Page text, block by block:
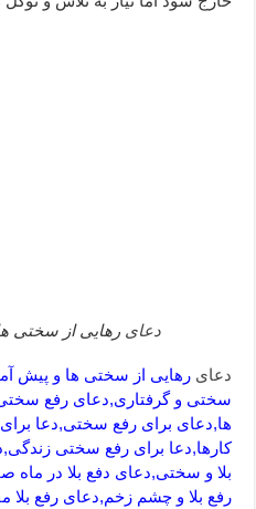
دعای رهایی از سختی
دعای رهایی از سختی ها و پیش
سختی و گرفتاری,دعای رفع
ها,دعای برای رفع سختی,دعا
کارها,دعا برای رفع سختی
بلا و سختی,دعای دفع بلا در ماه
رفع بلا و چشم زخم,دعای رفع بلا